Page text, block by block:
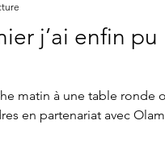
j’ai enfin pu
matin à une table ronde
en partenariat avec